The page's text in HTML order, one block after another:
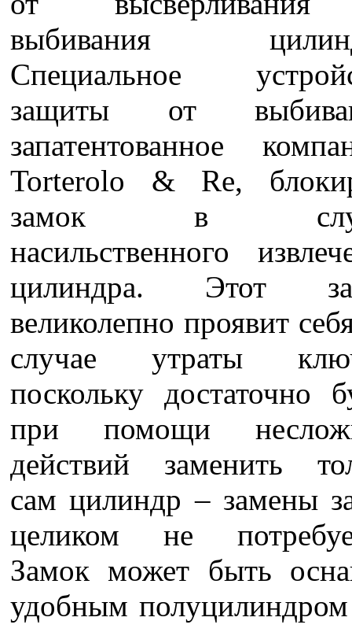
выбивания
Специальное
защиты от
запатентованное
Torterolo & Re,
замок в
насильственного
цилиндра. Этот
великолепно проявит
случае утраты
поскольку достаточно
при помощи
действий заменить
сам цилиндр – замены
целиком не
Замок может быть
удобным